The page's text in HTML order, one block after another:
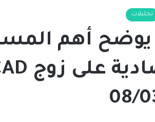
تحليلات
أهم
08/